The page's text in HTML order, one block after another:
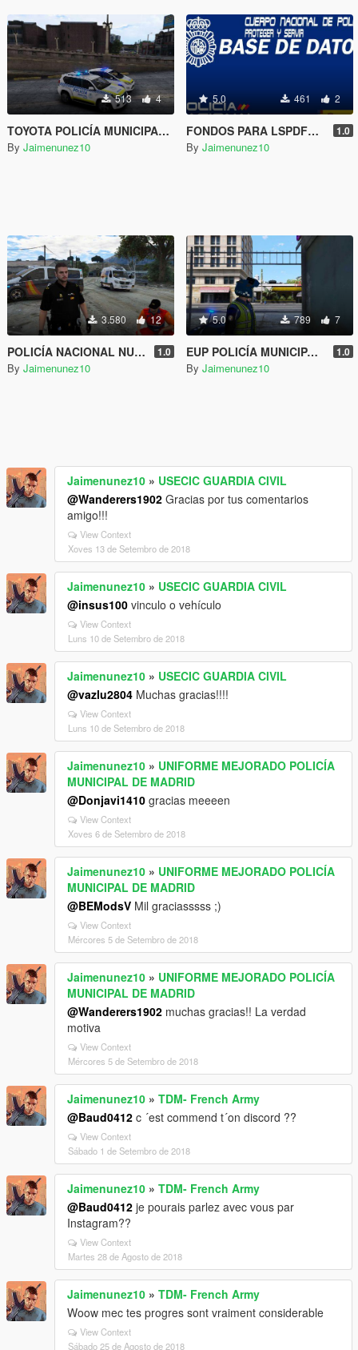
513 4
TOYOTA POLICÍA MUNICIPAL MADRID
By Jaimenunez10
5.0 461 2
FONDOS PARA LSPDFR COMPUTER 1.0
By Jaimenunez10
3.580 12
POLICÍA NACIONAL NUEVOS UNIFORMES - HOMBRE Y MUJER 1.0
By Jaimenunez10
5.0 789 7
EUP POLICÍA MUNICIPAL MADRID 1.0
By Jaimenunez10
Jaimenunez10 » USECIC GUARDIA CIVIL
@Wanderers1902 Gracias por tus comentarios
amigo!!!
View Context
Xoves 13 de Setembro de 2018
Jaimenunez10 » USECIC GUARDIA CIVIL
@insus100 vinculo o vehículo
View Context
Luns 10 de Setembro de 2018
Jaimenunez10 » USECIC GUARDIA CIVIL
@vazlu2804 Muchas gracias!!!!
View Context
Luns 10 de Setembro de 2018
Jaimenunez10 » UNIFORME MEJORADO POLICÍA
MUNICIPAL DE MADRID
@Donjavi1410 gracias meeeen
View Context
Xoves 6 de Setembro de 2018
Jaimenunez10 » UNIFORME MEJORADO POLICÍA
MUNICIPAL DE MADRID
@BEModsV Mil graciasssss ;)
View Context
Mércores 5 de Setembro de 2018
Jaimenunez10 » UNIFORME MEJORADO POLICÍA
MUNICIPAL DE MADRID
@Wanderers1902 muchas gracias!! La verdad
motiva
View Context
Mércores 5 de Setembro de 2018
Jaimenunez10 » TDM- French Army
@Baud0412 c ´est commend t´on discord ??
View Context
Sábado 1 de Setembro de 2018
Jaimenunez10 » TDM- French Army
@Baud0412 je pourais parlez avec vous par
Instagram??
View Context
Martes 28 de Agosto de 2018
Jaimenunez10 » TDM- French Army
Woow mec tes progres sont vraiment considerable
View Context
Sábado 25 de Agosto de 2018